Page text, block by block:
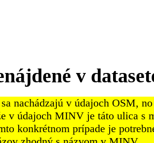
v
nachádzajú v údajoch OSM,
v údajoch MINV je táto ulica s
konkrétnom prípade je